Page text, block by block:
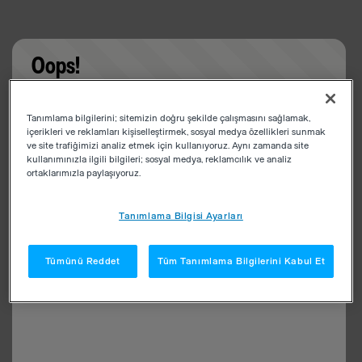
Oops!
app
Tanımlama bilgilerini; sitemizin doğru şekilde çalışmasını sağlamak,
içerikleri ve reklamları kişiselleştirmek, sosyal medya özellikleri sunmak
ve site trafiğimizi analiz etmek için kullanıyoruz. Aynı zamanda site
kullanımınızla ilgili bilgileri; sosyal medya, reklamcılık ve analiz
ortaklarımızla paylaşıyoruz.
Tanımlama Bilgisi Ayarları
Tümünü Reddet Tüm Tanımlama Bilgilerini Kabul Et